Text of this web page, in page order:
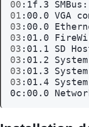
00 :1f.3 SMBus:
01 :00.0 VGA
03 :00.0
03 :01.0
03 :01.1 SD
03 :01.2 System
03 :01.3 System
03 :01.4 System
0c:00.0